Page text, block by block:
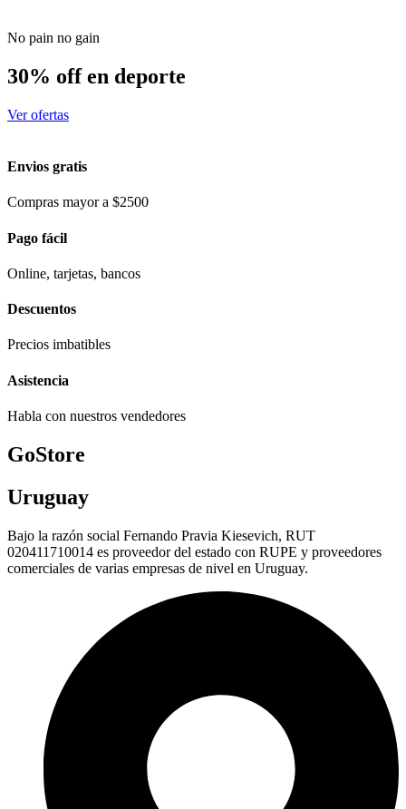
No pain no gain
30% off en deporte
Ver ofertas
Envios gratis
Compras mayor a $2500
Pago fácil
Online, tarjetas, bancos
Descuentos
Precios imbatibles
Asistencia
Habla con nuestros vendedores
GoStore
Uruguay
Bajo la razón social Fernando Pravia Kiesevich, RUT
020411710014 es proveedor del estado con RUPE y proveedores
comerciales de varias empresas de nivel en Uruguay.